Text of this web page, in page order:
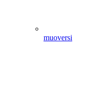
muoversi